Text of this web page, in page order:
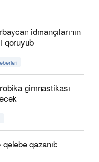
idmançılarının
qoruyub
gimnastikası
qazanıb